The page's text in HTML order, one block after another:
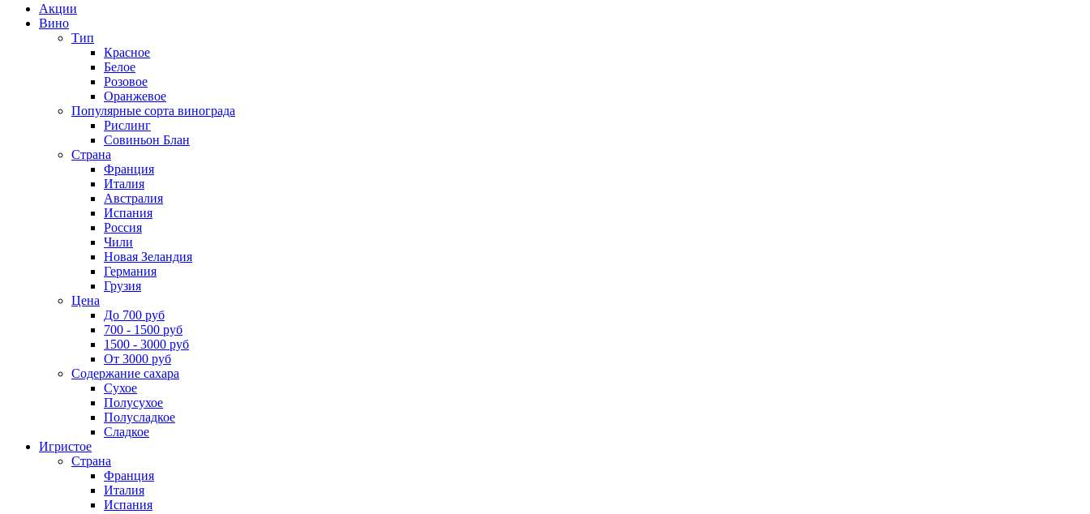
Акции
Вино
Тип
Красное
Белое
Розовое
Оранжевое
Популярные сорта винограда
Рислинг
Совиньон Блан
Страна
Франция
Италия
Австралия
Испания
Россия
Чили
Новая Зеландия
Германия
Грузия
Цена
До 700 руб
700 - 1500 руб
1500 - 3000 руб
От 3000 руб
Содержание сахара
Сухое
Полусухое
Полусладкое
Сладкое
Игристое
Страна
Франция
Италия
Испания